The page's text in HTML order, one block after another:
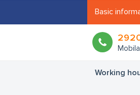
Basic
Working